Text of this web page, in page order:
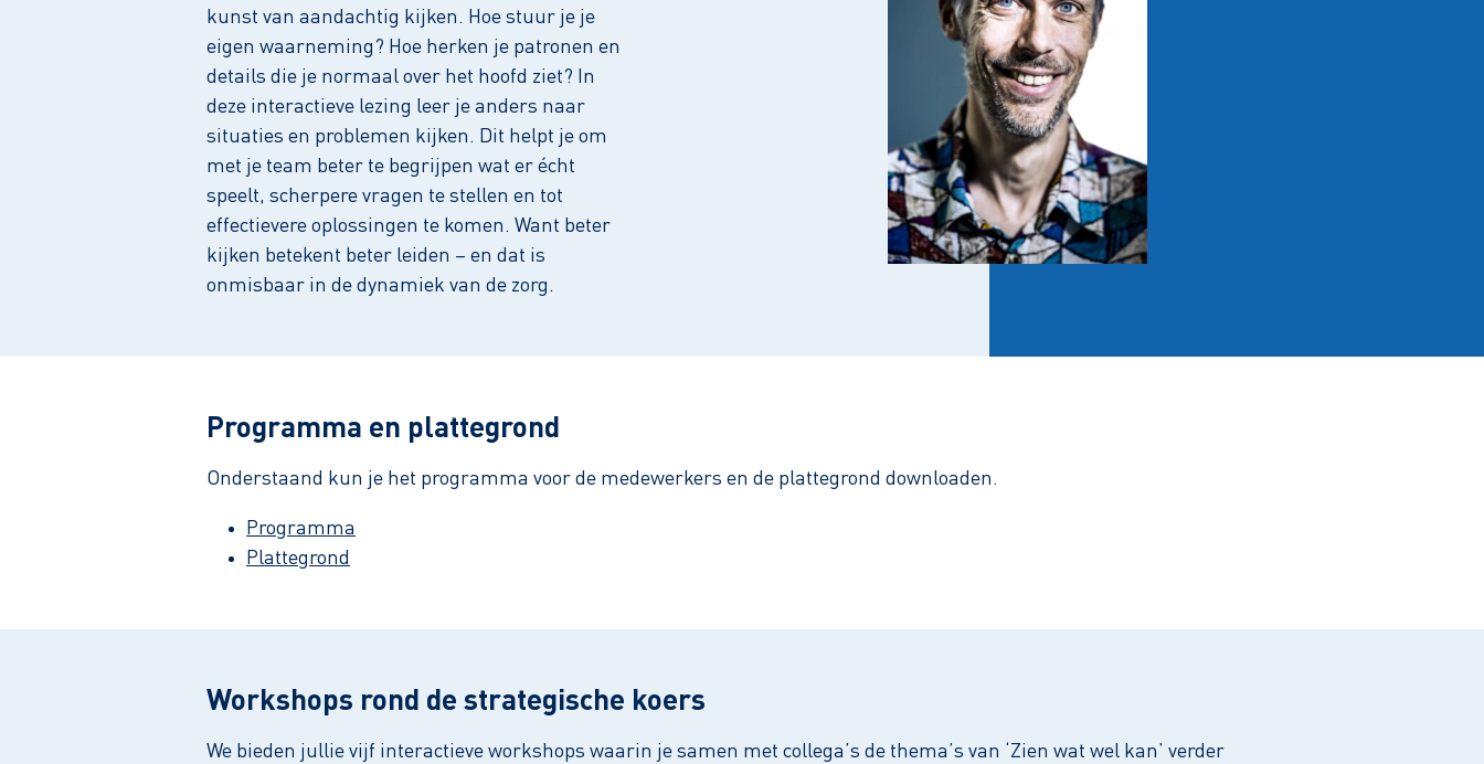
kunst van aandachtig kijken. Hoe stuur je je
eigen waarneming? Hoe herken je patronen en
details die je normaal over het hoofd ziet? In
deze interactieve lezing leer je anders naar
situaties en problemen kijken. Dit helpt je om
met je team beter te begrijpen wat er écht
speelt, scherpere vragen te stellen en tot
effectievere oplossingen te komen. Want beter
kijken betekent beter leiden – en dat is
onmisbaar in de dynamiek van de zorg.
Programma en plattegrond
Onderstaand kun je het programma voor de medewerkers en de plattegrond downloaden.
Programma
Plattegrond
Workshops rond de strategische koers
We bieden jullie vijf interactieve workshops waarin je samen met collega’s de thema’s van ‘Zien wat wel kan’ verder